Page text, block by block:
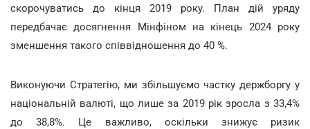
скорочуватись до кінця 2019 року. План дій уряду
передбачає досягнення Мінфіном на кінець 2024 року
зменшення такого співвідношення до 40 %.
Виконуючи Стратегію, ми збільшуємо частку держборгу у
національній валюті, що лише за 2019 рік зросла з 33,4%
до 38,8%. Це важливо, оскільки знижує ризик